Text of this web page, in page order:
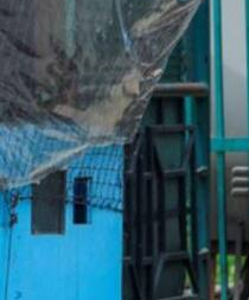
Jayachandra Akuri
ఈ వార్తాకథనం ఏంటి
జమ్ముకశ్మీర్‌లోని
సమావేశం
ఈ అభ్యర్థనను
ఈ అవకాశాన్ని భారత్‌పై
కానీ భద్రతా మండలి